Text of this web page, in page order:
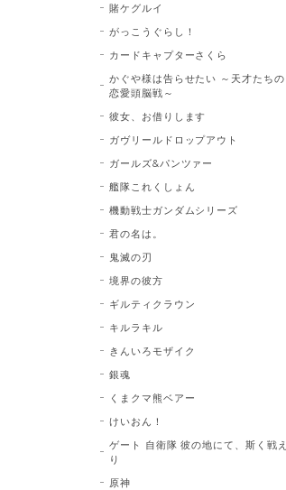
賭ケグルイ
がっこうぐらし！
カードキャプターさくら
かぐや様は告らせたい ～天才たちの
恋愛頭脳戦～
彼女、お借りします
ガヴリールドロップアウト
ガールズ&パンツァー
艦隊これくしょん
機動戦士ガンダムシリーズ
君の名は。
鬼滅の刃
境界の彼方
ギルティクラウン
キルラキル
きんいろモザイク
銀魂
くまクマ熊ベアー
けいおん！
ゲート 自衛隊 彼の地にて、斯く戦え
り
原神